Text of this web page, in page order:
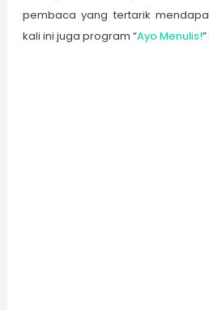
pembaca yang tertarik
kali ini juga program “Ayo Menulis!